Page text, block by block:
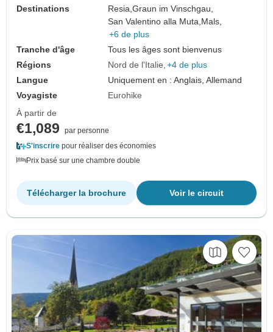
Destinations
Resia,Graun im Vinschgau,
San Valentino alla Muta,Mals,
+6 de plus
Tranche d'âge
Tous les âges sont bienvenus
Régions
Nord de l'Italie +4 de plus
Langue
Uniquement en : Anglais, Allemand
Voyagiste
Eurohike
À partir de
€1,089
par personne
S'inscrire pour réaliser des économies
Prix basé sur une chambre double
Voir le circuit
Télécharger la brochure